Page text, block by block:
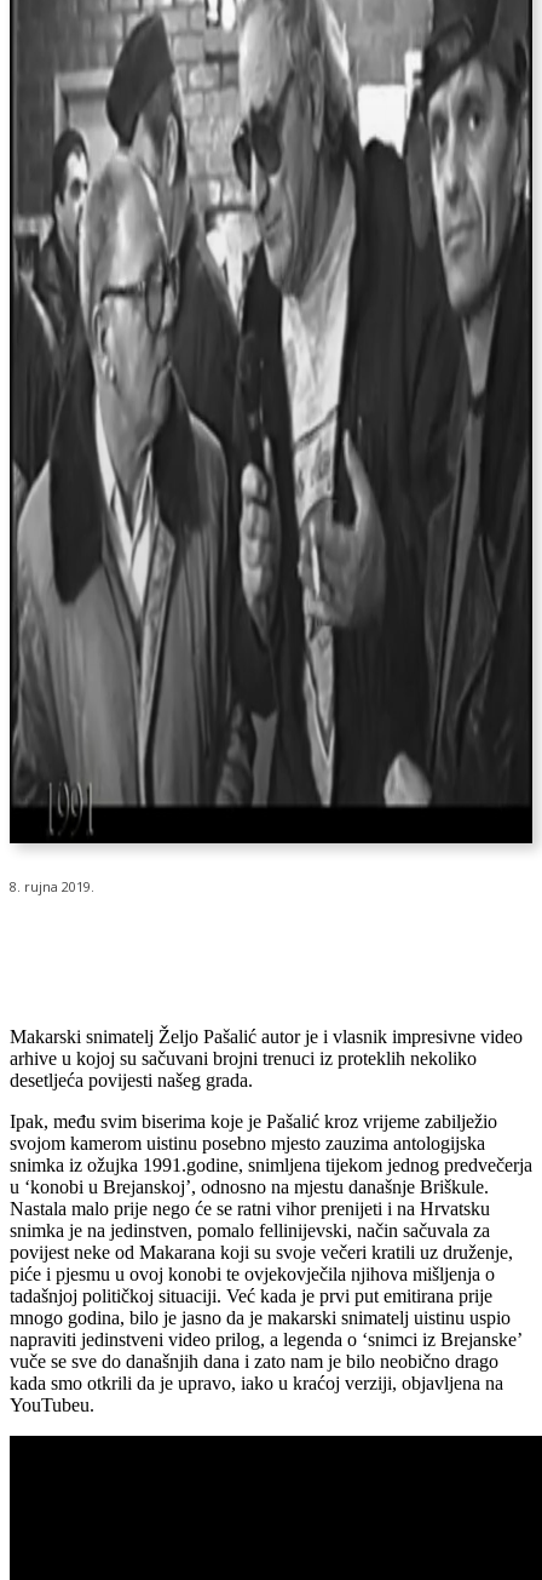
8. rujna 2019.
Makarski snimatelj Željo Pašalić autor je i vlasnik impresivne video
arhive u kojoj su sačuvani brojni trenuci iz proteklih nekoliko
desetljeća povijesti našeg grada.
Ipak, među svim biserima koje je Pašalić kroz vrijeme zabilježio
svojom kamerom uistinu posebno mjesto zauzima antologijska
snimka iz ožujka 1991.godine, snimljena tijekom jednog predvečerja
u ‘konobi u Brejanskoj’, odnosno na mjestu današnje Briškule.
Nastala malo prije nego će se ratni vihor prenijeti i na Hrvatsku
snimka je na jedinstven, pomalo fellinijevski, način sačuvala za
povijest neke od Makarana koji su svoje večeri kratili uz druženje,
piće i pjesmu u ovoj konobi te ovjekovječila njihova mišljenja o
tadašnjoj političkoj situaciji. Već kada je prvi put emitirana prije
mnogo godina, bilo je jasno da je makarski snimatelj uistinu uspio
napraviti jedinstveni video prilog, a legenda o ‘snimci iz Brejanske’
vuče se sve do današnjih dana i zato nam je bilo neobično drago
kada smo otkrili da je upravo, iako u kraćoj verziji, objavljena na
YouTubeu.